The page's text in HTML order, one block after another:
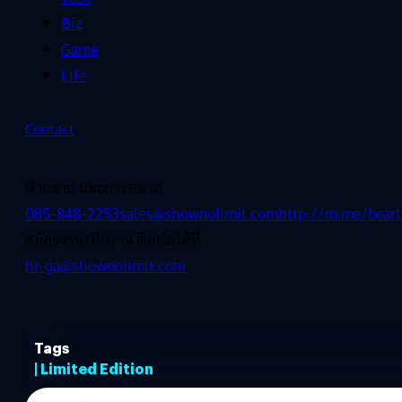
Biz
Game
Life
Contact
ฝ่ายขาย และการตลาด
085-848-2253sales@shownolimit.comhttp://m.me/
สมัครงาน/ฝึกงาน ติดต่อได้ที่
hr-ga@shownolimit.com
Tags
| Limited Edition